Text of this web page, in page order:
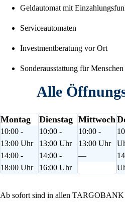
Geldautomat mit
Serviceautomaten
Investmentberatung vor Ort
Sonderausstattung für
Alle
Montag
10:00 -
13:00 Uhr
14:00 -
18:00 Uhr
Dienstag
10:00 -
13:00 Uhr
14:00 -
16:00 Uhr
Mittwoch
10:00 -
13:00 Uhr
—
Ab sofort sind in allen TARGOBANK